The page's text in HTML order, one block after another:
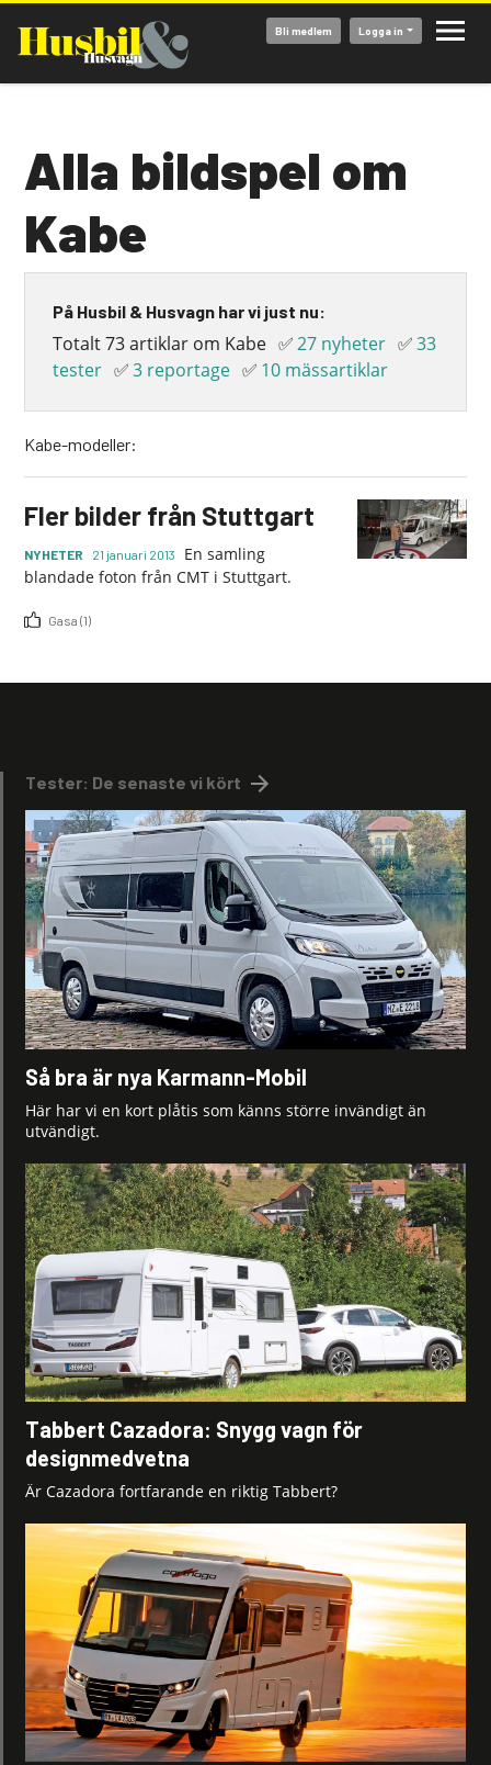
huvudinnehåll
Bli medlem Logga in
Alla bildspel om
Kabe
På Husbil & Husvagn har vi just nu:
Totalt 73 artiklar om Kabe ✅27 nyheter ✅33
tester ✅3 reportage ✅ 10 mässartiklar
Kabe-modeller:
Fler bilder från Stuttgart
NYHETER 21 januari 2013
En samling
blandade foton från CMT i Stuttgart.
Gasa (1)
Tester: De senaste vi kört
Så bra är nya Karmann-Mobil
Här har vi en kort plåtis som känns större invändigt än
utvändigt.
Tabbert Cazadora: Snygg vagn för
designmedvetna
Är Cazadora fortfarande en riktig Tabbert?